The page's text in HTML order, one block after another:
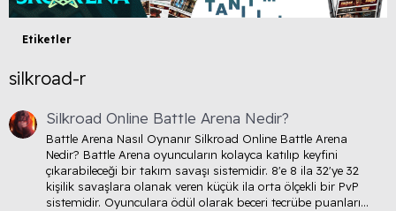
Etiketler
silkroad-r
Silkroad Online Battle Arena Nedir?
Battle Arena Nasıl Oynanır Silkroad Online Battle Arena
Nedir? Battle Arena oyuncuların kolayca katılıp keyfini
çıkarabileceği bir takım savaşı sistemidir. 8'e 8 ila 32'ye 32
kişilik savaşlara olanak veren küçük ila orta ölçekli bir PvP
sistemidir. Oyunculara ödül olarak beceri tecrübe puanları...